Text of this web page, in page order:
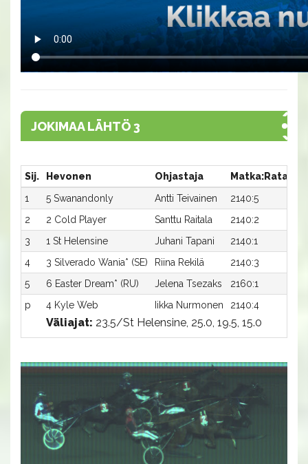
JOKIMAA LÄHTÖ 3
Sij. Hevonen Ohjastaja Matka:Rata
1
5 Swanandonly Antti Teivainen 2140:5
2
2 Cold Player Santtu Raitala 2140:2
3
1 St Helensine Juhani Tapani 2140:1
4
3 Silverado Wania* (SE) Riina Rekilä 2140:3
5
6 Easter Dream* (RU) Jelena Tsezaks 2160:1
p
4 Kyle Web Iikka Nurmonen 2140:4
Väliajat: 23.5/St Helensine, 25.0, 19.5, 15.0